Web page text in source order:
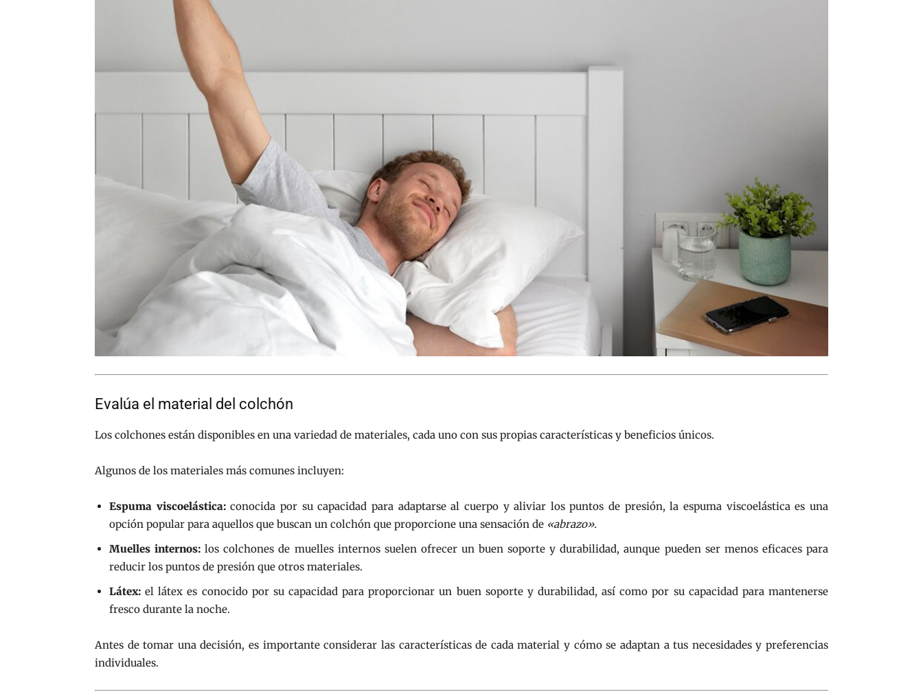
Evalúa el material del colchón
Los colchones están disponibles en una variedad de materiales, cada uno con sus propias características y beneficios únicos.
Algunos de los materiales más comunes incluyen:
Espuma viscoelástica:conocida por su capacidad para adaptarse al cuerpo y aliviar los puntos de presión, la espuma viscoelástica es una
opción popular para aquellos que buscan un colchón que proporcione una sensación de «abrazo».
Muelles internos: los colchones de muelles internos suelen ofrecer un buen soporte y durabilidad, aunque pueden ser menos eficaces para
reducir los puntos de presión que otros materiales.
Látex: el látex es conocido por su capacidad para proporcionar un buen soporte y durabilidad, así como por su capacidad para mantenerse
fresco durante la noche.
Antes de tomar una decisión, es importante considerar las características de cada material y cómo se adaptan a tus necesidades y preferencias
individuales.